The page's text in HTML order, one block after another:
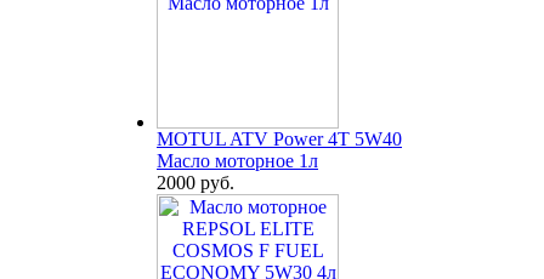
MOTUL ATV Power 4T 5W40
Масло моторное 1л
2000 руб.